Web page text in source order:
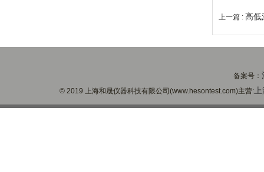
上一篇 : 高低
备案号：
© 2019 上海和晟仪器科技有限公司(www.hesontest.com)主营:上